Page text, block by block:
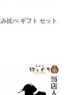
比べ ギフト セット